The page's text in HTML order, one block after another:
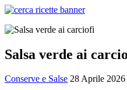
Salsa verde ai
Conserve e Salse 28 Aprile 2026